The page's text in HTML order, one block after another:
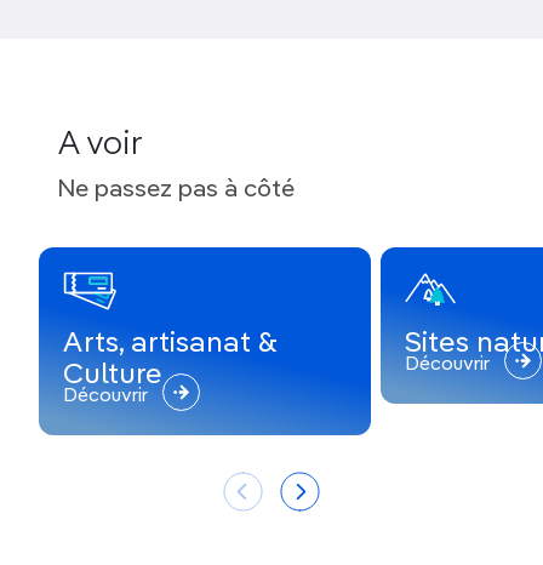
A voir
Ne passez pas à côté
Arts, artisanat &
Culture
Découvrir
Sites
Découvrir